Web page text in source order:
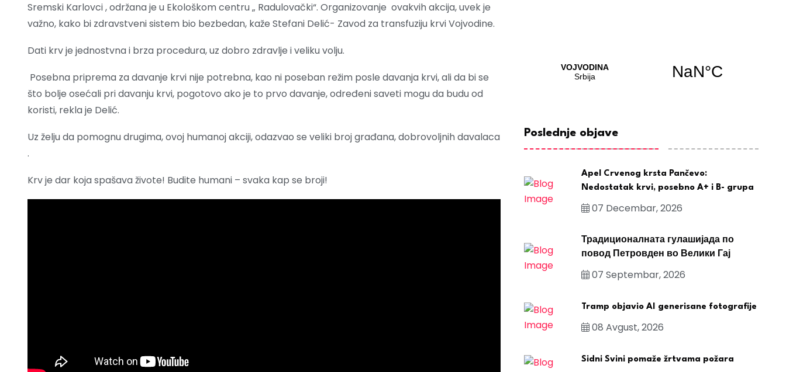
Sremski Karlovci , održana je u Ekološkom centru „ Radulovački“. Organizovanje ovakvih akcija, uvek je
važno, kako bi zdravstveni sistem bio bezbedan, kaže Stefani Delić- Zavod za transfuziju krvi Vojvodine.
Dati krv je jednostvna i brza procedura, uz dobro zdravlje i veliku volju.
Posebna priprema za davanje krvi nije potrebna, kao ni poseban režim posle davanja krvi, ali da bi se
što bolje osećali pri davanju krvi, pogotovo ako je to prvo davanje, određeni saveti mogu da budu od
koristi, rekla je Delić.
Uz želju da pomognu drugima, ovoj humanoj akciji, odazvao se veliki broj građana, dobrovoljnih davalaca
.
Krv je dar koja spašava živote! Budite humani – svaka kap se broji!
Poslednje objave
Apel Crvenog krsta Pančevo:
Nedostatak krvi, posebno A+ i B- grupa
07 Decembar, 2026
Традиционалната гулашијада по
повод Петровден во Велики Гај
07 Septembar, 2026
Tramp objavio AI generisane fotografije
08 Avgust, 2026
Sidni Svini pomaže žrtvama požara